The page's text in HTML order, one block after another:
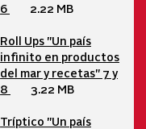
6
2.22 MB
Roll Ups "Un país
infinito en productos
del mar y recetas" 7 y
8
3.22 MB
Tríptico "Un país